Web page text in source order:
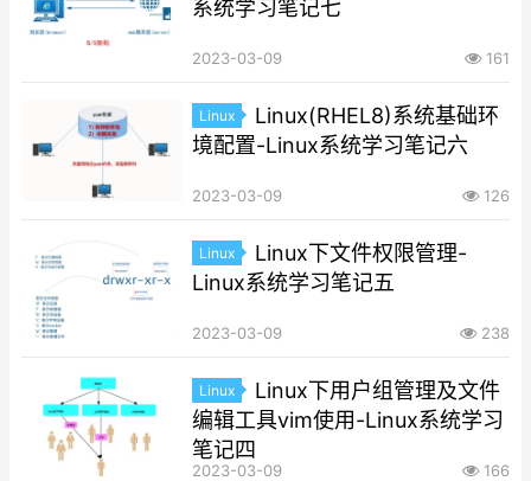
系统学习笔记七
2023-03-09 161
Linux
Linux(RHEL8)系统基础环
境配置-Linux系统学习笔记六
2023-03-09 126
Linux
Linux下文件权限管理-
Linux系统学习笔记五
2023-03-09 238
Linux
Linux下用户组管理及文件
编辑工具vim使用-Linux系统学习
笔记四
2023-03-09 166